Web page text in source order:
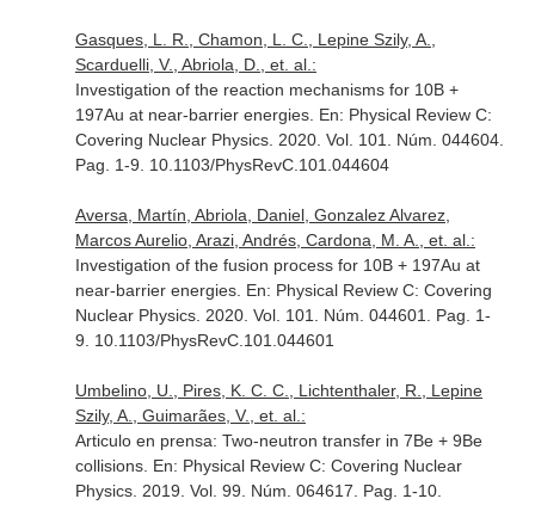
Gasques, L. R., Chamon, L. C., Lepine Szily, A.,
Scarduelli, V., Abriola, D., et. al.:
Investigation of the reaction mechanisms for 10B +
197Au at near-barrier energies. En: Physical Review C:
Covering Nuclear Physics. 2020. Vol. 101. Núm. 044604.
Pag. 1-9. 10.1103/PhysRevC.101.044604
Aversa, Martín, Abriola, Daniel, Gonzalez Alvarez,
Marcos Aurelio, Arazi, Andrés, Cardona, M. A., et. al.:
Investigation of the fusion process for 10B + 197Au at
near-barrier energies. En: Physical Review C: Covering
Nuclear Physics. 2020. Vol. 101. Núm. 044601. Pag. 1-
9. 10.1103/PhysRevC.101.044601
Umbelino, U., Pires, K. C. C., Lichtenthaler, R., Lepine
Szily, A., Guimarães, V., et. al.:
Articulo en prensa: Two-neutron transfer in 7Be + 9Be
collisions. En: Physical Review C: Covering Nuclear
Physics. 2019. Vol. 99. Núm. 064617. Pag. 1-10.